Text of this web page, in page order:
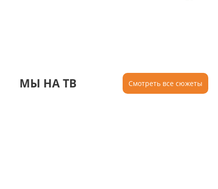
МЫ НА ТВ Смотреть все сюжеты